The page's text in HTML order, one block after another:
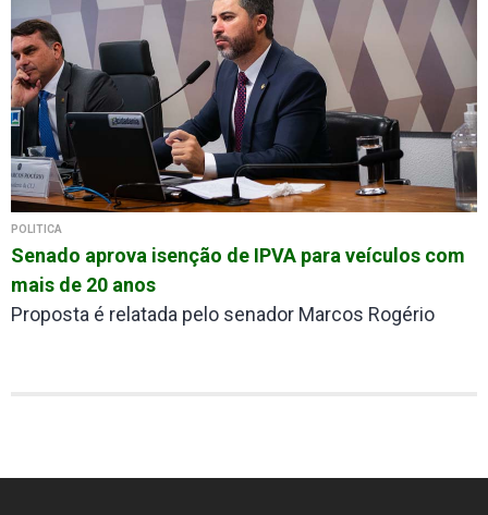
POLÍTICA
Senado aprova isenção de IPVA para veículos com
mais de 20 anos
Proposta é relatada pelo senador Marcos Rogério